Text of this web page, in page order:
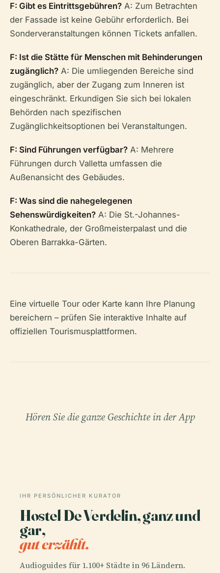
F: Gibt es Eintrittsgebühren? A: Zum Betrachten
der Fassade ist keine Gebühr erforderlich. Bei
Sonderveranstaltungen können Tickets anfallen.
F: Ist die Stätte für Menschen mit Behinderungen
zugänglich? A: Die umliegenden Bereiche sind
zugänglich, aber der Zugang zum Inneren ist
eingeschränkt. Erkundigen Sie sich bei lokalen
Behörden nach spezifischen
Zugänglichkeitsoptionen bei Veranstaltungen.
F: Sind Führungen verfügbar? A: Mehrere
Führungen durch Valletta umfassen die
Außenansicht des Gebäudes.
F: Was sind die nahegelegenen
Sehenswürdigkeiten? A: Die St.-Johannes-
Konkathedrale, der Großmeisterpalast und die
Oberen Barrakka-Gärten.
Eine virtuelle Tour oder Karte kann Ihre Planung
bereichern – prüfen Sie interaktive Inhalte auf
offiziellen Tourismusplattformen.
Hören Sie die ganze Geschichte in der App
IHR PERSÖNLICHER KURATOR
Hostel De Verdelin, ganz und
gar,
gut erzählt.
Audioguides für 1.100+ Städte in 96 Ländern.